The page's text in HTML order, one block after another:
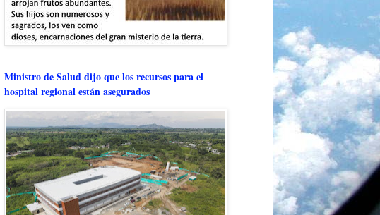
Ministro de Salud dijo que los recursos para el
hospital regional están asegurados